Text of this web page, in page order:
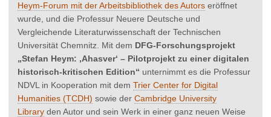
Heym-Forum mit der Arbeitsbibliothek des Autors eröffnet
wurde, und die Professur Neuere Deutsche und
Vergleichende Literaturwissenschaft der Technischen
Universität Chemnitz. Mit dem DFG-Forschungsprojekt
„Stefan Heym: ‚Ahasver‘ – Pilotprojekt zu einer digitalen
historisch-kritischen Edition“ unternimmt es die Professur
NDVL in Kooperation mit dem Trier Center for Digital
Humanities (TCDH) sowie der Cambridge University
Library den Autor und sein Werk in einer ganz neuen Weise